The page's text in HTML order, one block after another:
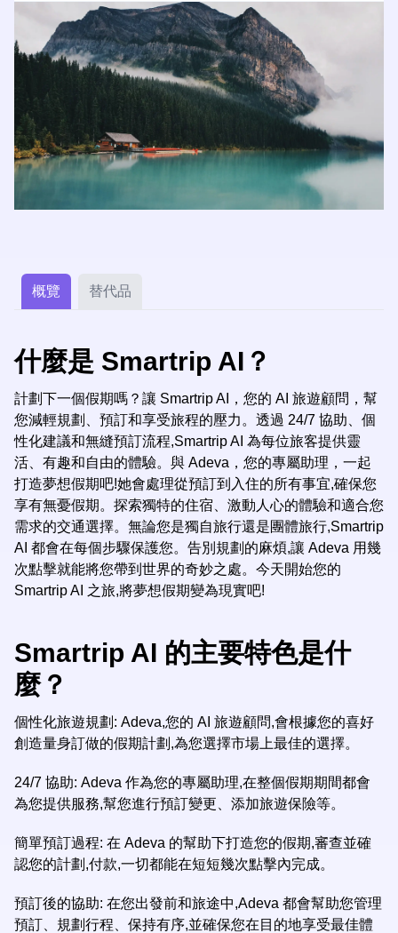
概覽 替代品
什麼是 Smartrip AI？
計劃下一個假期嗎？讓 Smartrip AI，您的 AI 旅遊顧問，幫
您減輕規劃、預訂和享受旅程的壓力。透過 24/7 協助、個
性化建議和無縫預訂流程,Smartrip AI 為每位旅客提供靈
活、有趣和自由的體驗。與 Adeva，您的專屬助理，一起
打造夢想假期吧!她會處理從預訂到入住的所有事宜,確保您
享有無憂假期。探索獨特的住宿、激動人心的體驗和適合您
需求的交通選擇。無論您是獨自旅行還是團體旅行,Smartrip
AI 都會在每個步驟保護您。告別規劃的麻煩,讓 Adeva 用幾
次點擊就能將您帶到世界的奇妙之處。今天開始您的
Smartrip AI 之旅,將夢想假期變為現實吧!
Smartrip AI 的主要特色是什
麼？
個性化旅遊規劃: Adeva,您的 AI 旅遊顧問,會根據您的喜好
創造量身訂做的假期計劃,為您選擇市場上最佳的選擇。
24/7 協助: Adeva 作為您的專屬助理,在整個假期期間都會
為您提供服務,幫您進行預訂變更、添加旅遊保險等。
簡單預訂過程: 在 Adeva 的幫助下打造您的假期,審查並確
認您的計劃,付款,一切都能在短短幾次點擊內完成。
預訂後的協助: 在您出發前和旅途中,Adeva 都會幫助您管理
預訂、規劃行程、保持有序,並確保您在目的地享受最佳體